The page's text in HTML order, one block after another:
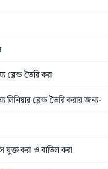
ব্লেন্ড তৈরি করা
লিনিয়ার ব্লেন্ড তৈরি করার জন্য-
করা ও বাতিল করা